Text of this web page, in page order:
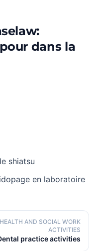
dans la
shiatsu
en laboratoire
AND SOCIAL WORK
ACTIVITIES
practice activities